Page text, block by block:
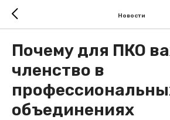
Новости
Почему для ПКО
членство в
объединениях